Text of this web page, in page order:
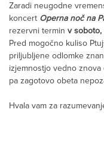
Zaradi neugodne
koncert Operna noč na
rezervni termin v
Pred mogočno kuliso
priljubljene odlomke
izjemnostjo vedno
pa zagotovo obeta
Hvala vam za